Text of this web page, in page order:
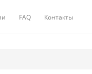
FAQ Контакты